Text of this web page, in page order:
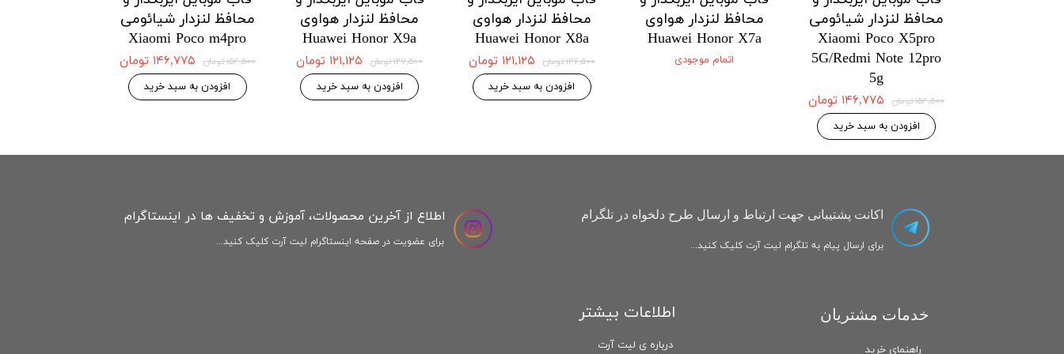
محافظ لنزدار شیائومی
Xiaomi Poco m4pro
۱۵۴,۵۰۰ تومان ۱۴۶,۷۷۵ تومان
افزودن به سبد خرید
محافظ لنزدار هواوی
Huawei Honor X9a
۱۲۷,۵۰۰ تومان ۱۲۱,۱۲۵ تومان
افزودن به سبد خرید
محافظ لنزدار هواوی
Huawei Honor X8a
۱۲۷,۵۰۰ تومان ۱۲۱,۱۲۵ تومان
افزودن به سبد خرید
محافظ لنزدار هواوی
Huawei Honor X7a
اتمام موجودی
محافظ لنزدار شیائومی
Xiaomi Poco X5pro
5G/Redmi Note 12pro
5g
۱۵۴,۵۰۰ تومان ۱۴۶,۷۷۵ تومان
افزودن به سبد خرید
راهنمای خرید
خدمات مشتریان
اکانت پشتیبانی جهت ارتباط و ارسال طرح دلخواه در تلگرام
برای ارسال پیام به تلگرام لیت آرت کلیک کنید...
اطلاعات بیشتر
درباره ی لیت آرت
اطلاع از آخرین محصولات، آموزش و تخفیف ها در اینستاگرام
برای عضویت در صفحه اینستاگرام لیت آرت کلیک کنید...